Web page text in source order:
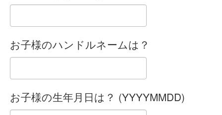
お子様のハンドルネームは？
お子様の生年月日は？ (YYYYMMDD)